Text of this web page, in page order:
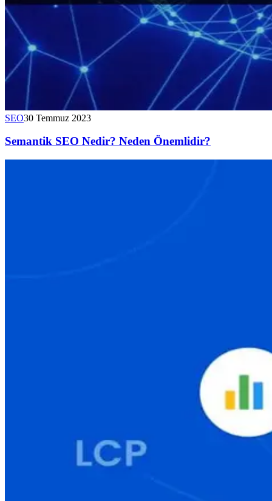
SEO30 Temmuz 2023
Semantik SEO Nedir? Neden Önemlidir?